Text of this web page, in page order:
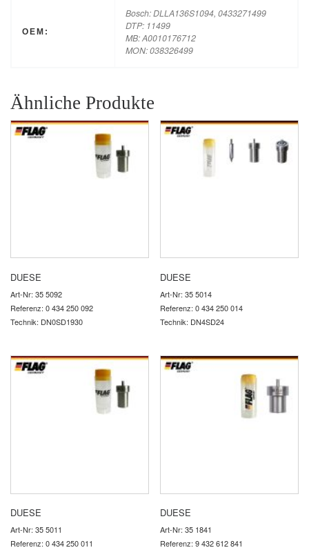
OEM:
Bosch: DLLA136S1094, 0433271499
DTP: 11499
MB: A0010176712
MON: 038326499
Ähnliche Produkte
DUESE
Art-Nr: 35 5092
Referenz: 0 434 250 092
Technik: DN0SD1930
DUESE
Art-Nr: 35 5014
Referenz: 0 434 250 014
Technik: DN4SD24
DUESE
Art-Nr: 35 5011
Referenz: 0 434 250 011
DUESE
Art-Nr: 35 1841
Referenz: 9 432 612 841